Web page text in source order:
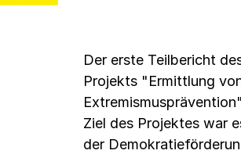
Der erste Teilbericht
Projekts "Ermittlung
Ziel des Projektes war
der